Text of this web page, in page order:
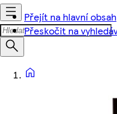
Přejít na hlavní obsah
Přeskočit na